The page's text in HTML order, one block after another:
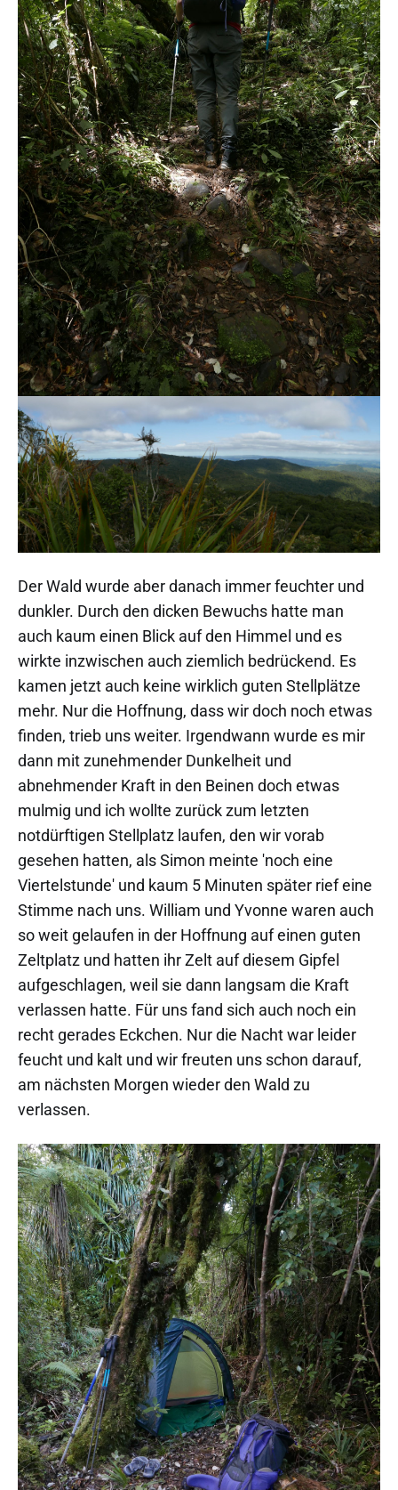
Der Wald wurde aber danach immer feuchter und
dunkler. Durch den dicken Bewuchs hatte man
auch kaum einen Blick auf den Himmel und es
wirkte inzwischen auch ziemlich bedrückend. Es
kamen jetzt auch keine wirklich guten Stellplätze
mehr. Nur die Hoffnung, dass wir doch noch etwas
finden, trieb uns weiter. Irgendwann wurde es mir
dann mit zunehmender Dunkelheit und
abnehmender Kraft in den Beinen doch etwas
mulmig und ich wollte zurück zum letzten
notdürftigen Stellplatz laufen, den wir vorab
gesehen hatten, als Simon meinte 'noch eine
Viertelstunde' und kaum 5 Minuten später rief eine
Stimme nach uns. William und Yvonne waren auch
so weit gelaufen in der Hoffnung auf einen guten
Zeltplatz und hatten ihr Zelt auf diesem Gipfel
aufgeschlagen, weil sie dann langsam die Kraft
verlassen hatte. Für uns fand sich auch noch ein
recht gerades Eckchen. Nur die Nacht war leider
feucht und kalt und wir freuten uns schon darauf,
am nächsten Morgen wieder den Wald zu
verlassen.